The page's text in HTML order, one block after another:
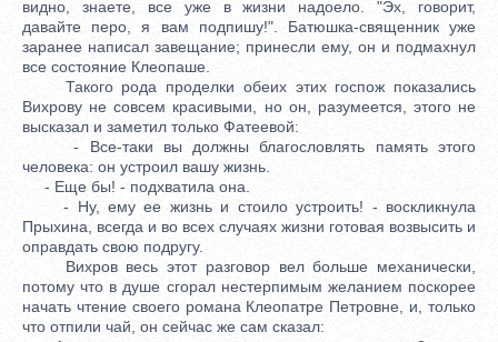
видно, знаете, все уже в жизни надоело. "Эх, говорит,
давайте перо, я вам подпишу!". Батюшка-священник уже
заранее написал завещание; принесли ему, он и подмахнул
все состояние Клеопаше.
Такого рода проделки обеих этих госпож показались
Вихрову не совсем красивыми, но он, разумеется, этого не
высказал и заметил только Фатеевой:
- Все-таки вы должны благословлять память этого
человека: он устроил вашу жизнь.
- Еще бы! - подхватила она.
- Ну, ему ее жизнь и стоило устроить! - воскликнула
Прыхина, всегда и во всех случаях жизни готовая возвысить и
оправдать свою подругу.
Вихров весь этот разговор вел больше механически,
потому что в душе сгорал нестерпимым желанием поскорее
начать чтение своего романа Клеопатре Петровне, и, только
что отпили чай, он сейчас же сам сказал: